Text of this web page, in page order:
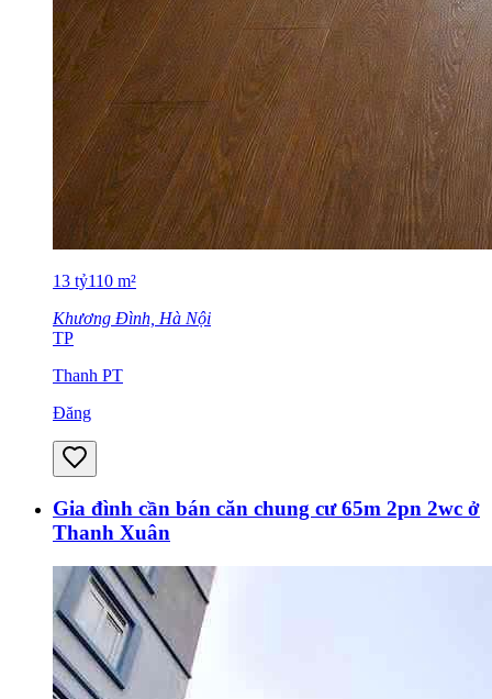
13 tỷ110 m²
Khương Đình, Hà Nội
TP
Thanh PT
Đăng
Gia đình cần bán căn chung cư 65m 2pn 2wc ở
Thanh Xuân